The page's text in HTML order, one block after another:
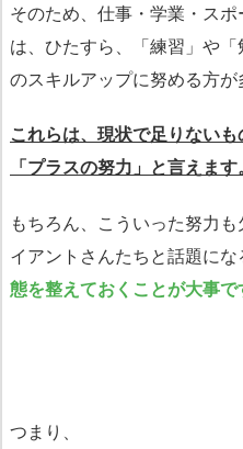
そのため、仕事・学業・ス
は、ひたすら、「練習」や
のスキルアップに努める方が
これらは、現状で足りない
「プラスの努力」と言えます。
もちろん、こういった努力
イアントさんたちと話題に
態を整えておくことが大事で
つまり、